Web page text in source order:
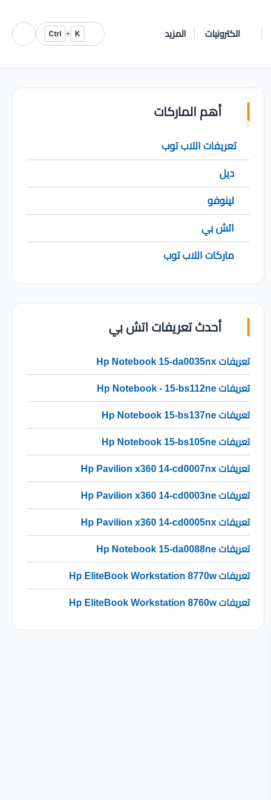
الكترونيات المزيد K
+
Ctrl
أهم الماركات
تعريفات اللاب توب
ديل
لينوفو
اتش بي
ماركات اللاب توب
أحدث تعريفات اتش بي
تعريفات Hp Notebook 15-da0035nx
تعريفات Hp Notebook - 15-bs112ne
تعريفات Hp Notebook 15-bs137ne
تعريفات Hp Notebook 15-bs105ne
تعريفات Hp Pavilion x360 14-cd0007nx
تعريفات Hp Pavilion x360 14-cd0003ne
تعريفات Hp Pavilion x360 14-cd0005nx
تعريفات Hp Notebook 15-da0088ne
تعريفات Hp EliteBook Workstation 8770w
تعريفات Hp EliteBook Workstation 8760w